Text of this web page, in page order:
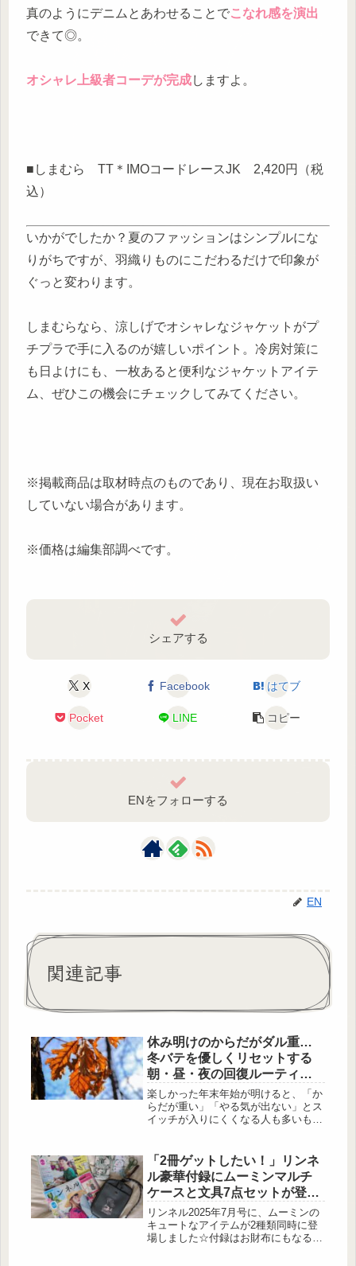
真のようにデニムとあわせることでこなれ感を演出
できて◎。
オシャレ上級者コーデが完成しますよ。
■しまむら TT＊IMOコードレースJK 2,420円（税
込）
いかがでしたか？夏のファッションはシンプルにな
りがちですが、羽織りものにこだわるだけで印象が
ぐっと変わります。
しまむらなら、涼しげでオシャレなジャケットがプ
チプラで手に入るのが嬉しいポイント。冷房対策に
も日よけにも、一枚あると便利なジャケットアイテ
ム、ぜひこの機会にチェックしてみてください。
※掲載商品は取材時点のものであり、現在お取扱い
していない場合があります。
※価格は編集部調べです。
シェアする
X Facebook はてブ
Pocket LINE コピー
ENをフォローする
EN
関連記事
休み明けのからだがダル重…
冬バテを優しくリセットする
朝・昼・夜の回復ルーティ
ン！
楽しかった年末年始が明けると、「か
らだが重い」「やる気が出ない」とス
イッチが入りにくくなる人も多いも
間の生活リズムのズレが影響している
ことも。今回は、そんな冬バテを優し
く整える、朝・昼・夜の回復ルーティ
ンをあんしん漢方薬剤師の中田早苗さ
んに教えていただきます。休み明けは
いつもダル重… 出典:Pixabay 休み明
けに感じる「からだが重い」「やる気
が出な...
「2冊ゲットしたい！」リンネ
ル豪華付録にムーミンマルチ
ケースと文具7点セットが登
場！
リンネル2025年7月号に、ムーミンの
キュートなアイテムが2種類同時に登
場しました☆付録はお財布にもなる便